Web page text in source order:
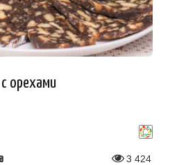
орехами
3 424